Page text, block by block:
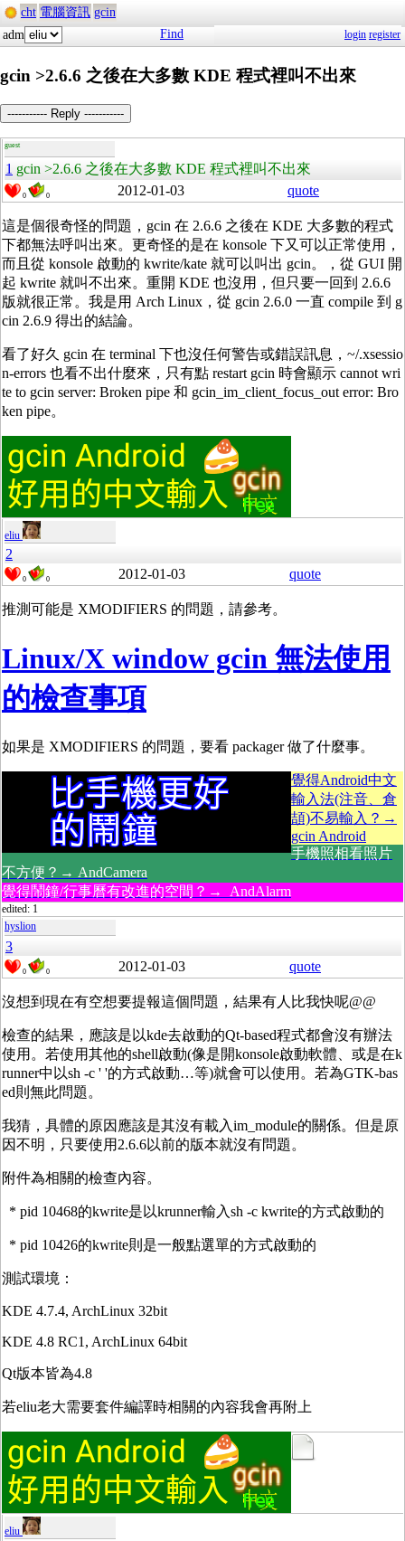
cht 電腦資訊 gcin
adm
Find login register
gcin >2.6.6 之後在大多數 KDE 程式裡叫不出來
----------- Reply -----------
guest
1 gcin >2.6.6 之後在大多數 KDE 程式裡叫不出來
0 0 2012-01-03 quote
這是個很奇怪的問題，gcin 在 2.6.6 之後在 KDE 大多數的程式
下都無法呼叫出來。更奇怪的是在 konsole 下又可以正常使用，
而且從 konsole 啟動的 kwrite/kate 就可以叫出 gcin。，從 GUI 開
起 kwrite 就叫不出來。重開 KDE 也沒用，但只要一回到 2.6.6
版就很正常。我是用 Arch Linux，從 gcin 2.6.0 一直 compile 到 g
cin 2.6.9 得出的結論。
看了好久 gcin 在 terminal 下也沒任何警告或錯誤訊息，~/.xsessio
n-errors 也看不出什麼來，只有點 restart gcin 時會顯示 cannot wri
te to gcin server: Broken pipe 和 gcin_im_client_focus_out error: Bro
ken pipe。
eliu
2
0 0 2012-01-03 quote
推測可能是 XMODIFIERS 的問題，請參考。
Linux/X window gcin 無法使用
的檢查事項
如果是 XMODIFIERS 的問題，要看 packager 做了什麼事。
覺得Android中文
輸入法(注音、倉
頡)不易輸入？→
gcin Android
手機照相看照片
不方便？→ AndCamera
覺得鬧鐘/行事曆有改進的空間？→ AndAlarm
edited: 1
hyslion
3
0 0 2012-01-03 quote
沒想到現在有空想要提報這個問題，結果有人比我快呢@@
檢查的結果，應該是以kde去啟動的Qt-based程式都會沒有辦法
使用。若使用其他的shell啟動(像是開konsole啟動軟體、或是在k
runner中以sh -c ' '的方式啟動…等)就會可以使用。若為GTK-bas
ed則無此問題。
我猜，具體的原因應該是其沒有載入im_module的關係。但是原
因不明，只要使用2.6.6以前的版本就沒有問題。
附件為相關的檢查內容。
* pid 10468的kwrite是以krunner輸入sh -c kwrite的方式啟動的
* pid 10426的kwrite則是一般點選單的方式啟動的
測試環境：
KDE 4.7.4, ArchLinux 32bit
KDE 4.8 RC1, ArchLinux 64bit
Qt版本皆為4.8
若eliu老大需要套件編譯時相關的內容我會再附上
eliu